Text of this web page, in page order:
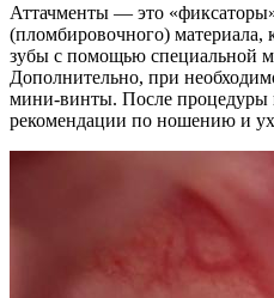
Аттачменты — это
(пломбировочного) материала,
зубы с помощью специальной
Дополнительно, при
мини-винты. После процедуры
рекомендации по ношению и